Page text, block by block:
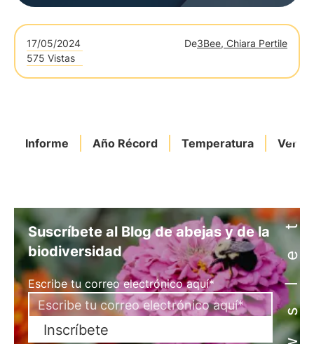
17/05/2024 De3Bee, Chiara Pertile
575 Vistas
Informe Año Récord Temperatura Newsletter
Suscríbete al Blog de abejas y de la
biodiversidad
Escribe tu correo electrónico aquí*
Inscríbete